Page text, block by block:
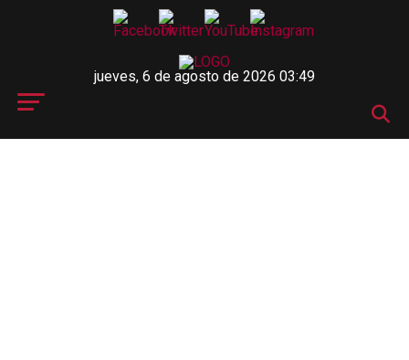
jueves, 6 de agosto de 2026 03:49